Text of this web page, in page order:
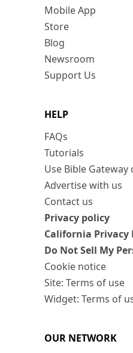
Mobile App
Store
Blog
Newsroom
Support Us
HELP
FAQs
Tutorials
Use Bible Gateway
Advertise with us
Contact us
Privacy policy
California Privacy
Do Not Sell My
Cookie notice
Site: Terms of use
Widget: Terms of
OUR NETWORK